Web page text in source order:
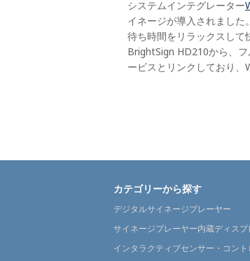
システムインテグレーター
イネージが導入されました。
待ち時間をリラックスして
BrightSign HD210から、
ービスとリンクしており、
カテゴリーから探す
デジタルサイネージプレーヤー
サイネージプレーヤー内蔵ディスプ
インタラクティブセンサー・コント